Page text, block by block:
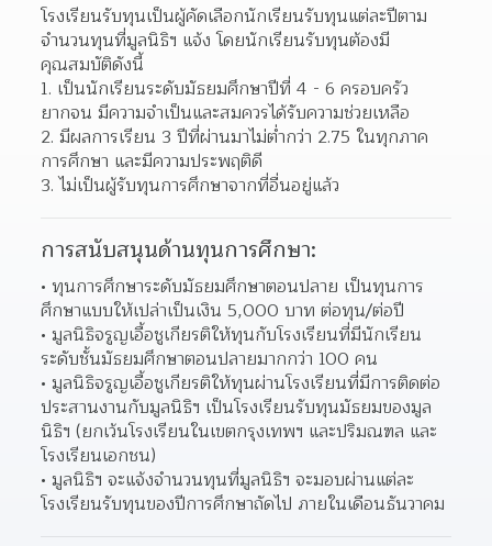
โรงเรียนรับทุนเป็นผู้คัดเลือกนักเรียนรับทุนแต่ละปีตาม
จำนวนทุนที่มูลนิธิฯ แจ้ง โดยนักเรียนรับทุนต้องมี
คุณสมบัติดังนี้
1. เป็นนักเรียนระดับมัธยมศึกษาปีที่ 4 - 6 ครอบครัว
ยากจน มีความจำเป็นและสมควรได้รับความช่วยเหลือ
2. มีผลการเรียน 3 ปีที่ผ่านมาไม่ต่ำกว่า 2.75 ในทุกภาค
การศึกษา และมีความประพฤติดี
3. ไม่เป็นผู้รับทุนการศึกษาจากที่อื่นอยู่แล้ว
การสนับสนุนด้านทุนการศึกษา:
ทุนการศึกษาระดับมัธยมศึกษาตอนปลาย เป็นทุนการ
ศึกษาแบบให้เปล่าเป็นเงิน 5,000 บาท ต่อทุน/ต่อปี
มูลนิธิจรูญเอื้อชูเกียรติให้ทุนกับโรงเรียนที่มีนักเรียน
ระดับชั้นมัธยมศึกษาตอนปลายมากกว่า 100 คน
มูลนิธิจรูญเอื้อชูเกียรติให้ทุนผ่านโรงเรียนที่มีการติดต่อ
ประสานงานกับมูลนิธิฯ เป็นโรงเรียนรับทุนมัธยมของมูล
นิธิฯ (ยกเว้นโรงเรียนในเขตกรุงเทพฯ และปริมณฑล และ
โรงเรียนเอกชน)
มูลนิธิฯ จะแจ้งจำนวนทุนที่มูลนิธิฯ จะมอบผ่านแต่ละ
โรงเรียนรับทุนของปีการศึกษาถัดไป ภายในเดือนธันวาคม